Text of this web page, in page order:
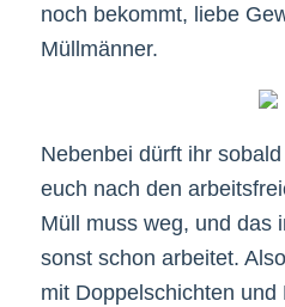
noch bekommt, liebe
Müllmänner.
Nebenbei dürft ihr
euch nach den
Müll muss weg, und das
sonst schon arbeitet.
mit Doppelschichten